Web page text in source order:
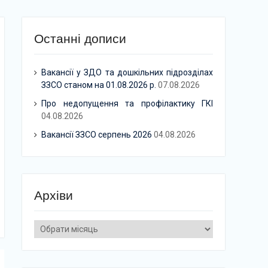
Останні дописи
Вакансії у ЗДО та дошкільних підрозділах
ЗЗСО станом на 01.08.2026 р. 07.08.2026
Про недопущення та профілактику ГКІ
04.08.2026
Вакансії ЗЗСО серпень 2026 04.08.2026
Архіви
Архіви